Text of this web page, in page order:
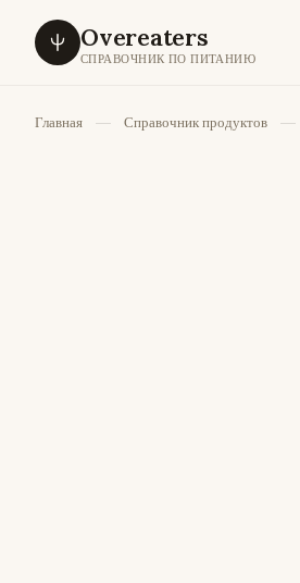
Overeaters
СПРАВОЧНИК ПО ПИТАНИЮ
Главная Справочник продуктов